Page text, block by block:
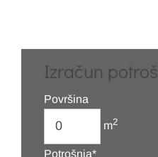
Izračun
Površina
m2
Potrošnja*